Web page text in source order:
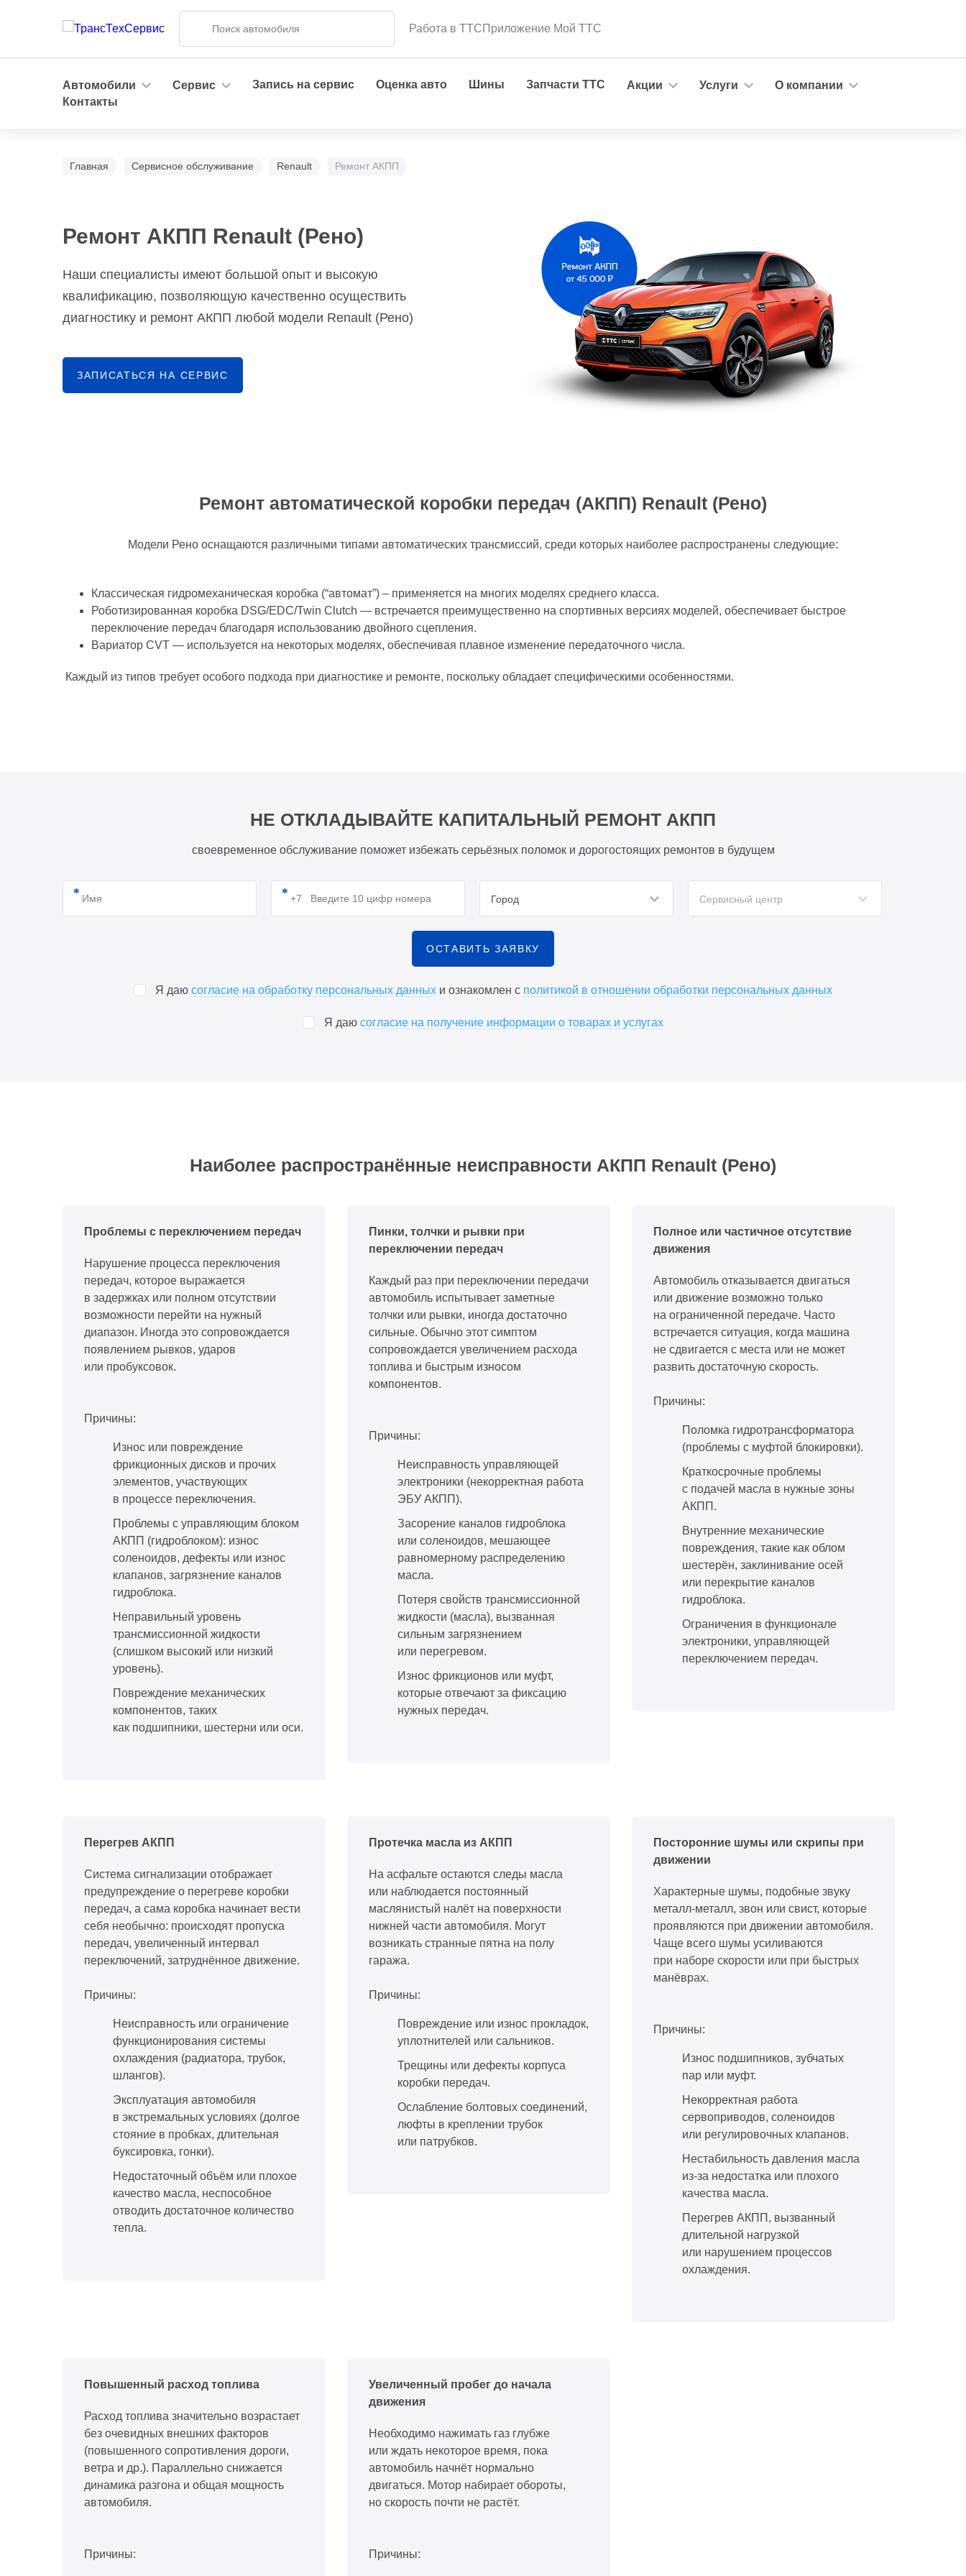
Работа в ТТСПриложение Мой ТТС
Автомобили Сервис Запись на сервис Оценка авто Шины Запчасти ТТС Акции Услуги
О компании
Контакты
Главная Сервисное обслуживание Renault Ремонт АКПП
Ремонт АКПП Renault (Рено)
Наши специалисты имеют большой опыт и высокую
квалификацию, позволяющую качественно осуществить
диагностику и ремонт АКПП любой модели Renault (Рено)
ЗАПИСАТЬСЯ НА СЕРВИС
Ремонт автоматической коробки передач (АКПП) Renault (Рено)
Модели Рено оснащаются различными типами автоматических трансмиссий, среди которых наиболее распространены следующие:
Классическая гидромеханическая коробка (“автомат”) – применяется на многих моделях среднего класса.
Роботизированная коробка DSG/EDC/Twin Clutch — встречается преимущественно на спортивных версиях моделей, обеспечивает быстрое
переключение передач благодаря использованию двойного сцепления.
Вариатор CVT — используется на некоторых моделях, обеспечивая плавное изменение передаточного числа.
Каждый из типов требует особого подхода при диагностике и ремонте, поскольку обладает специфическими особенностями.
НЕ ОТКЛАДЫВАЙТЕ КАПИТАЛЬНЫЙ РЕМОНТ АКПП
своевременное обслуживание поможет избежать серьёзных поломок и дорогостоящих ремонтов в будущем
Город Сервисный центр
ОСТАВИТЬ ЗАЯВКУ
Я даю согласие на обработку персональных данных и ознакомлен с политикой в отношении обработки персональных данных
Я даю согласие на получение информации о товарах и услугах
Наиболее распространённые неисправности АКПП Renault (Рено)
Проблемы с переключением передач
Нарушение процесса переключения
передач, которое выражается
в задержках или полном отсутствии
возможности перейти на нужный
диапазон. Иногда это сопровождается
появлением рывков, ударов
или пробуксовок.
Причины:
Износ или повреждение
фрикционных дисков и прочих
элементов, участвующих
в процессе переключения.
Проблемы с управляющим блоком
АКПП (гидроблоком): износ
соленоидов, дефекты или износ
клапанов, загрязнение каналов
гидроблока.
Неправильный уровень
трансмиссионной жидкости
(слишком высокий или низкий
уровень).
Повреждение механических
компонентов, таких
как подшипники, шестерни или оси.
Пинки, толчки и рывки при
переключении передач
Каждый раз при переключении передачи
автомобиль испытывает заметные
толчки или рывки, иногда достаточно
сильные. Обычно этот симптом
сопровождается увеличением расхода
топлива и быстрым износом
компонентов.
Причины:
Неисправность управляющей
электроники (некорректная работа
ЭБУ АКПП).
Засорение каналов гидроблока
или соленоидов, мешающее
равномерному распределению
масла.
Потеря свойств трансмиссионной
жидкости (масла), вызванная
сильным загрязнением
или перегревом.
Износ фрикционов или муфт,
которые отвечают за фиксацию
нужных передач.
Полное или частичное отсутствие
движения
Автомобиль отказывается двигаться
или движение возможно только
на ограниченной передаче. Часто
встречается ситуация, когда машина
не сдвигается с места или не может
развить достаточную скорость.
Причины:
Поломка гидротрансформатора
(проблемы с муфтой блокировки).
Краткосрочные проблемы
с подачей масла в нужные зоны
АКПП.
Внутренние механические
повреждения, такие как облом
шестерён, заклинивание осей
или перекрытие каналов
гидроблока.
Ограничения в функционале
электроники, управляющей
переключением передач.
Перегрев АКПП
Система сигнализации отображает
предупреждение о перегреве коробки
передач, а сама коробка начинает вести
себя необычно: происходят пропуска
передач, увеличенный интервал
переключений, затруднённое движение.
Причины:
Неисправность или ограничение
функционирования системы
охлаждения (радиатора, трубок,
шлангов).
Эксплуатация автомобиля
в экстремальных условиях (долгое
стояние в пробках, длительная
буксировка, гонки).
Недостаточный объём или плохое
качество масла, неспособное
отводить достаточное количество
тепла.
Протечка масла из АКПП
На асфальте остаются следы масла
или наблюдается постоянный
маслянистый налёт на поверхности
нижней части автомобиля. Могут
возникать странные пятна на полу
гаража.
Причины:
Повреждение или износ прокладок,
уплотнителей или сальников.
Трещины или дефекты корпуса
коробки передач.
Ослабление болтовых соединений,
люфты в креплении трубок
или патрубков.
Посторонние шумы или скрипы при
движении
Характерные шумы, подобные звуку
металл-металл, звон или свист, которые
проявляются при движении автомобиля.
Чаще всего шумы усиливаются
при наборе скорости или при быстрых
манёврах.
Причины:
Износ подшипников, зубчатых
пар или муфт.
Некорректная работа
сервоприводов, соленоидов
или регулировочных клапанов.
Нестабильность давления масла
из-за недостатка или плохого
качества масла.
Перегрев АКПП, вызванный
длительной нагрузкой
или нарушением процессов
охлаждения.
Повышенный расход топлива
Расход топлива значительно возрастает
без очевидных внешних факторов
(повышенного сопротивления дороги,
ветра и др.). Параллельно снижается
динамика разгона и общая мощность
автомобиля.
Причины:
Увеличенный пробег до начала
движения
Необходимо нажимать газ глубже
или ждать некоторое время, пока
автомобиль начнёт нормально
двигаться. Мотор набирает обороты,
но скорость почти не растёт.
Причины: